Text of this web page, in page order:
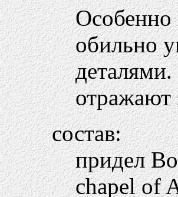
Особенно
обильно
отражают
состав:
придел
chapel of